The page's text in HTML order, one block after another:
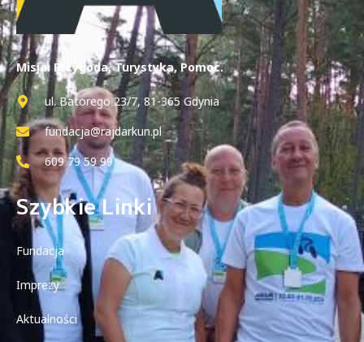
Misja: Przygoda, Turystyka, Pomoc.
ul. Batorego 23/7, 81-365 Gdynia
fundacja@rajdarkun.pl
609 79 59 99
Szybkie Linki
Fundacja
Imprezy
Aktualności